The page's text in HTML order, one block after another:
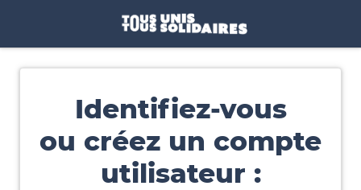
Identifiez-vous
ou créez un compte
utilisateur :